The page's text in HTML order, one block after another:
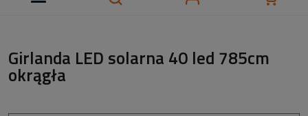
Girlanda LED solarna 40 led 785cm
okrągła